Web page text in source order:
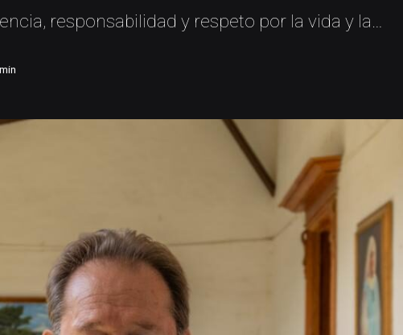
responsabilidad y respeto por la vida y la
No podemos verla como un mal. Lo que
con...
min